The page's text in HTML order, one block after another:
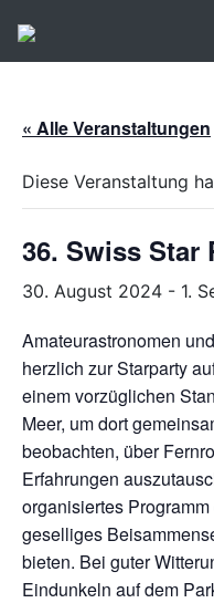
« Alle Veranstaltungen
Diese Veranstaltung
36. Swiss Star
30. August 2024 - 1.
Amateurastronomen
herzlich zur Starparty
einem vorzüglichen
Meer, um dort
beobachten, über
Erfahrungen
organisiertes
geselliges
bieten. Bei guter
Eindunkeln auf dem